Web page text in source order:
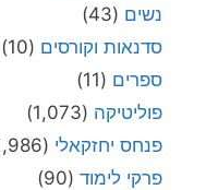
נשים (43)
סדנאות וקורסים (10)
ספרים (11)
פוליטיקה (1,073)
פנחס יחזקאלי (1,986)
פרקי לימוד (90)